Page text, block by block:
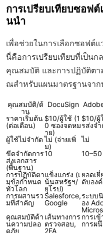
การเปรียบเทียบซอฟ
นนำ
เพื่อช่วยในการเลือกซอฟต์
นี่คือการเปรียบเทียบที่เป็น
คุณสมบัติ และการปฏิบัติต
ณสำหรับแผนมาตรฐานจา
คุณสมบัติ/ด้
าน
DocuSign
ราคาเริ่มต้น
(ต่อเดือน)
$10/ผู้ใช้ (1
0 ซองจดหม
าย)
$10/ผู้
รส่งจ
ผู้ใช้ไม่จำกัด ไม่ (จ่ายเพิ่
ม)
ไม่
ขีดจำกัดการ
ส่งเอกสาร
(พื้นฐาน)
10 10–50
การปฏิบัติตา
มข้อกำหนด
ทั่วโลก
แข็งแกร่ง (เ
น้นสหรัฐฯ/
ยุโรป)
ยอดเยี่
ดับอง
การผสานรว
มที่สำคัญ
Salesforce,
Google
ระบบ
อง
คุณสมบัติด้า
นความปลอ
ดภัย
เส้นทางการ
ตรวจสอบ,
2FA
การเ
การผ